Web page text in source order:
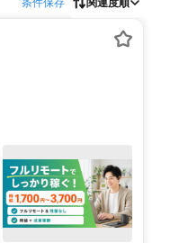
条件保存 関連度順